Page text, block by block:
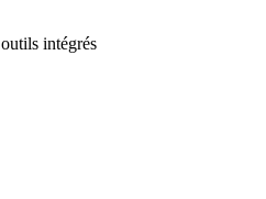
intégrés